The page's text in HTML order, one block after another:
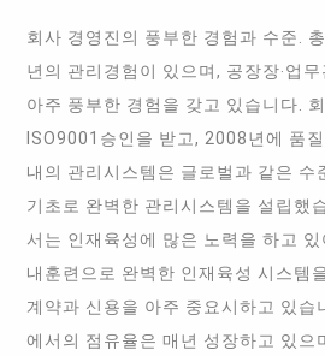
회사 경영진의 풍부한 경험과 수준.
년의 관리경험이 있으며, 공장장‧업
아주 풍부한 경험을 갖고 있습니다.
ISO9001승인을 받고, 2008년에 품
내의 관리시스템은 글로벌과 같은 수
기초로 완벽한 관리시스템을 설립했
서는 인재육성에 많은 노력을 하고
내훈련으로 완벽한 인재육성 시스템
계약과 신용을 아주 중요시하고 있습
에서의 점유율은 매년 성장하고 있으